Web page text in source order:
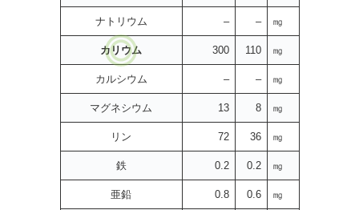
ナトリウム – – ㎎
カリウム 300 110 ㎎
カルシウム – – ㎎
マグネシウム 13 8 ㎎
リン 72 36 ㎎
鉄 0.2 0.2 ㎎
亜鉛 0.8 0.6 ㎎